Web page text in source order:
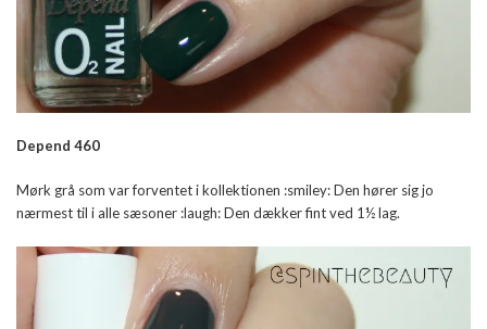
Depend 460
Mørk grå som var forventet i kollektionen :smiley: Den hører sig jo
nærmest til i alle sæsoner :laugh: Den dækker fint ved 1½ lag.